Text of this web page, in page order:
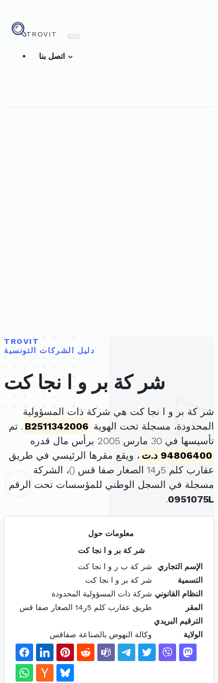
TROVIT
TROVIT
دليل الشركات التونسية
شر كة بر و ا نجا كت
شر كة بر و ا نجا كت هي شركة ذات المسؤولية
المحدودة، مسجلة تحت الهوية B2511342006 . تم
تأسيسها في 30 مارس 2005 برأس مال قدره
94806400 د.ت
، ويقع مقرها الرئيسي في طريق
عقارب كلم 5ر14 الصغار صفا قس (
)، الشركة
مسجلة في السجل الوطني للمؤسسات تحت الرقم
0951075L
.
معلومات حول
شر كة بر و ا نجا كت
الإسم التجاري
شر كة ب ر و ا نجا كت
التسمية
شر كة بر و ا نجا كت
النظام القانوني شركة ذات المسؤولية المحدودة
المقر
طريق عقارب كلم 5ر14 الصغار صفا قس
الترقيم البريدي
الولاية
وكالة النهوض بالصناعة صفاقس